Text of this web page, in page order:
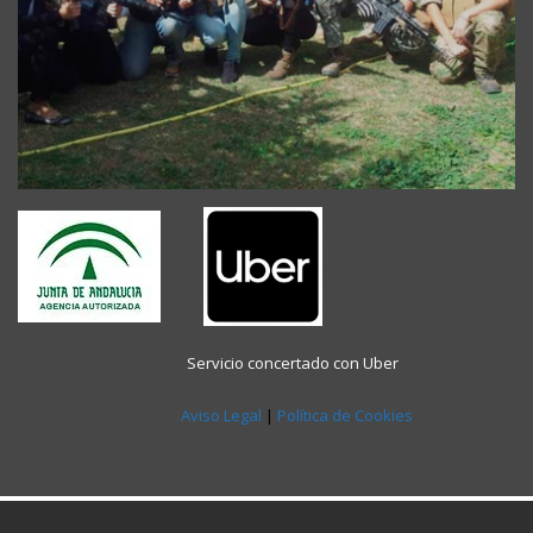
Servicio concertado con Uber
Aviso Legal | Política de Cookies